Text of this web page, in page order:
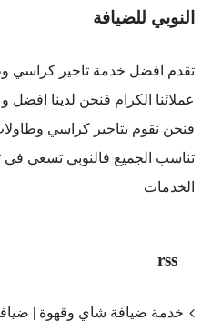
النوبي للضيافة
تقدم افضل خدمة تاجير كراسي
عملائنا الكرام فنحن لدينا
فنحن نقوم بتاجير كراسي
تناسب الجميع فالنوبي تسعي
الخدمات
rss
خدمة ضيافة شاي وقهوة |